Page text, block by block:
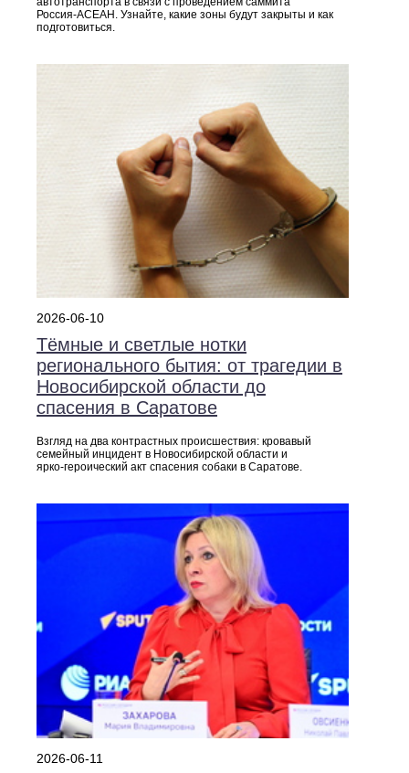
Россия‑АСЕАН. Узнайте, какие зоны будут закрыты и как
подготовиться.
2026-06-10
Тёмные и светлые нотки
регионального бытия: от трагедии в
Новосибирской области до
спасения в Саратове
Взгляд на два контрастных происшествия: кровавый
семейный инцидент в Новосибирской области и
ярко‑героический акт спасения собаки в Саратове.
2026-06-11